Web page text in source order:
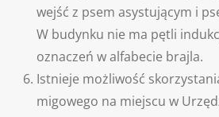
wejść z psem asystującym i
W budynku nie ma pętli
oznaczeń w alfabecie brajla.
Istnieje możliwość
migowego na miejscu w